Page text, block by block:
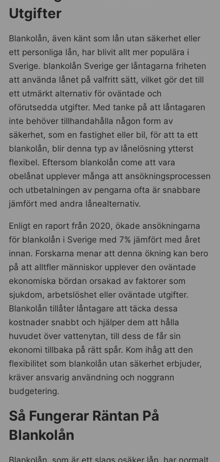
Utgifter
Blankolån, även känt som lån utan säkerhet eller
ett personliga lån, har blivit allt mer populära i
Sverige. blankolån Sverige ger låntagarna friheten
att använda lånet på valfritt sätt, vilket gör det till
ett utmärkt alternativ för oväntade och
oförutsedda utgifter. Med tanke på att låntagaren
inte behöver tillhandahålla någon form av
säkerhet, som en fastighet eller bil, för att ta ett
blankolån, blir denna typ av lånelösning ytterst
flexibel. Eftersom blankolån come att vara
obelånat upplever många att ansökningsprocessen
och utbetalningen av pengarna ofta är snabbare
jämfört med andra lånealternativ.
Enligt en raport från 2020, ökade ansökningarna
för blankolån i Sverige med 7% jämfört med året
innan. Forskarna menar att denna ökning kan bero
på att alltfler människor upplever den oväntade
ekonomiska bördan orsakad av faktorer som
sjukdom, arbetslöshet eller oväntade utgifter.
Blankolån tillåter låntagare att täcka dessa
kostnader snabbt och hjälper dem att hålla
huvudet över vattenytan, till dess de får sin
ekonomi tillbaka på rätt spår. Kom ihåg att den
flexibilitet som blankolån utan säkerhet erbjuder,
kräver ansvarig användning och noggrann
budgetering.
Så Fungerar Räntan På
Blankolån
Blankolån, som är ett slags osäker lån, har normalt